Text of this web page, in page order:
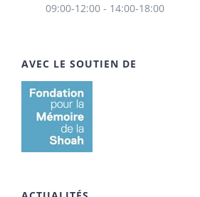
09:00-12:00 - 14:00-18:00
AVEC LE SOUTIEN DE